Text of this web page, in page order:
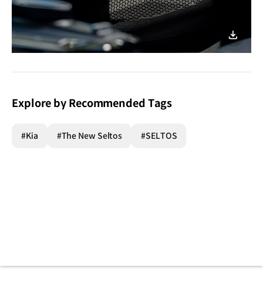
이미지
다운로드
Explore by Recommended Tags
#Kia #The New Seltos #SELTOS